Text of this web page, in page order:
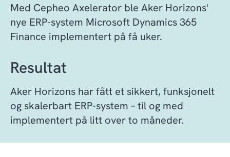
Med Cepheo Axelerator ble Aker Horizons'
nye ERP-system Microsoft Dynamics 365
Finance implementert på få uker.
Resultat
Aker Horizons har fått et sikkert, funksjonelt
og skalerbart ERP-system – til og med
implementert på litt over to måneder.